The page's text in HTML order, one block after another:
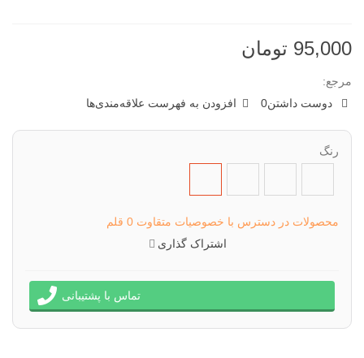
95,000 تومان
مرجع:
دوست داشتن0 افزودن به فهرست علاقه‌مندی‌ها
رنگ
(1)
(2)
(3)
(4)
محصولات در دسترس با خصوصیات متقاوت 0 قلم
اشتراک گذاری
تماس با پشتیبانی